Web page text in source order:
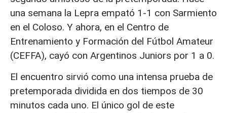
una semana la Lepra empató 1-1 con Sarmiento
en el Coloso. Y ahora, en el Centro de
Entrenamiento y Formación del Fútbol Amateur
(CEFFA), cayó con Argentinos Juniors por 1 a 0.
El encuentro sirvió como una intensa prueba de
pretemporada dividida en dos tiempos de 30
minutos cada uno. El único gol de este